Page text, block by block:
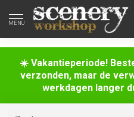
☀️ Vakantieperiode!
verzonden, maar de
werkdagen langer
MENU